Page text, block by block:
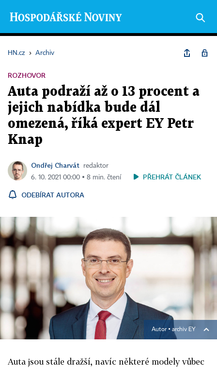
HN.cz › Archiv
ROZHOVOR
Auta podraží až o 13 procent a
jejich nabídka bude dál
omezená, říká expert EY Petr
Knap
Ondřej Charvát
redaktor
6. 10. 2021 00:00 ▪ 8 min. čtení
PŘEHRÁT ČLÁNEK
ODEBÍRAT AUTORA
Autor ▪ archiv EY
Auta jsou stále dražší, navíc některé modely vůbec